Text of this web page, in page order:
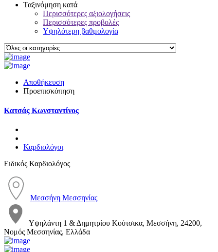
Ταξινόμηση κατά
Περισσότερες αξιολογήσεις
Περισσότερες προβολές
Υψηλότερη βαθμολογία
Αποθήκευση
Προεπισκόπηση
Κατσάς Κωνσταντίνος
Καρδιολόγοι
Ειδικός Καρδιολόγος
Μεσσήνη Μεσσηνίας
Υψηλάντη 1 & Δημητρίου Κούτσικα, Μεσσήνη, 24200,
Νομός Μεσσηνίας, Ελλάδα